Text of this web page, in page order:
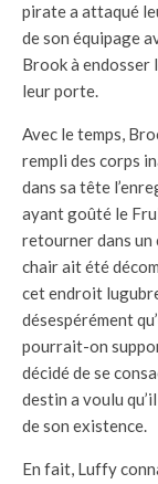
pirate a attaqué
de son équipage
Brook à endosser
leur porte.
Avec le temps,
rempli des corps
dans sa tête
ayant goûté le
retourner dans un
chair ait été
cet endroit
désespérément
pourrait-on
décidé de se
destin a voulu
de son existence.
En fait, Luffy